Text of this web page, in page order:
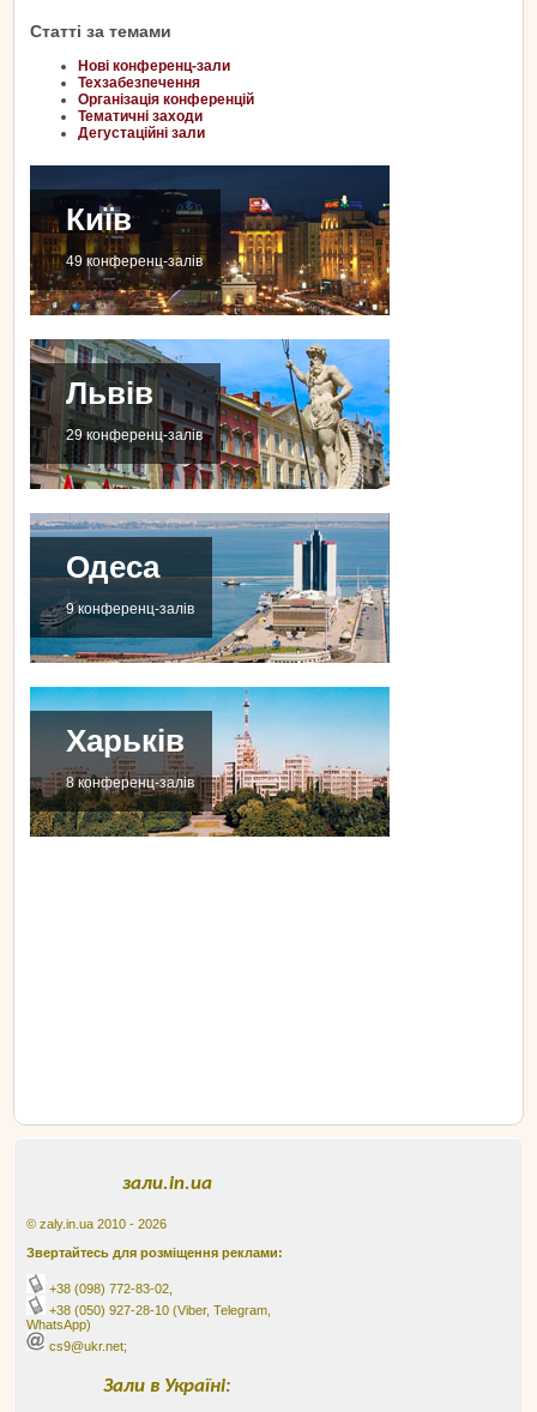
Статті за темами
Нові конференц-зали
Техзабезпечення
Організація конференцій
Тематичні заходи
Дегустаційні зали
Київ
49 конференц-залів
Львів
29 конференц-залів
Одеса
9 конференц-залів
Харьків
8 конференц-залів
зали.in.ua
© zaly.in.ua 2010 - 2026
Звертайтесь для розміщення реклами:
+38 (098) 772-83-02
+38 (050) 927-28-10 (Viber, Telegram,
WhatsApp)
cs9@ukr.net;
Зали в Україні: